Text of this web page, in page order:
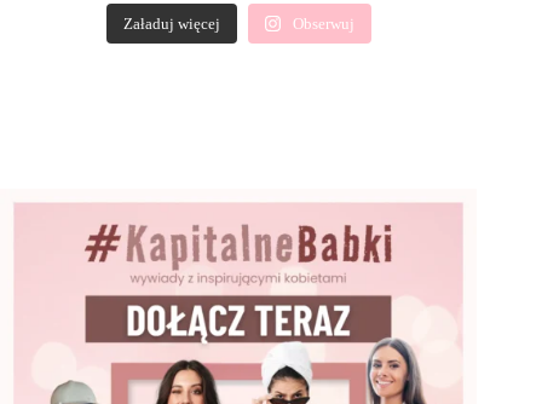
Załaduj więcej Obserwuj